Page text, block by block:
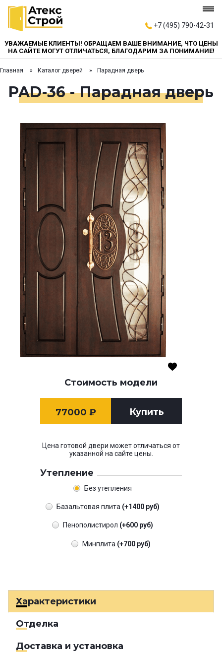
+7 (495) 790-42-31
УВАЖАЕМЫЕ КЛИЕНТЫ! ОБРАЩАЕМ ВАШЕ ВНИМАНИЕ, ЧТО ЦЕНЫ
НА САЙТЕ МОГУТ ОТЛИЧАТЬСЯ, БЛАГОДАРИМ ЗА ПОНИМАНИЕ!
Главная Каталог дверей Парадная дверь
PAD-36 - Парадная дверь
Стоимость модели
77000 ₽ Купить
Цена готовой двери может отличаться от
указанной на сайте цены.
Утепление
Без утепления
Базальтовая плита (+1400 руб)
Пенополистирол (+600 руб)
Минплита (+700 руб)
Характеристики
Отделка
Доставка и установка